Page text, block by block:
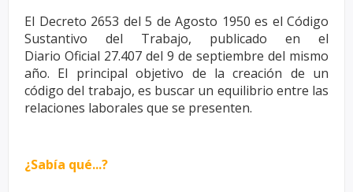
El Decreto 2653 del 5 de Agosto 1950 es el Código
Sustantivo del Trabajo, publicado en el
Diario Oficial 27.407 del 9 de septiembre del mismo
año. El principal objetivo de la creación de un
códigodel trabajo, es buscar un equilibrio entre las
relaciones laborales que se presenten.
¿Sabía qué...?